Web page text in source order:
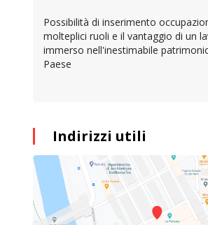
Possibilità di inserimento
molteplici ruoli e il vantaggio di un
immerso nell'inestimabile
Paese
Indirizzi utili